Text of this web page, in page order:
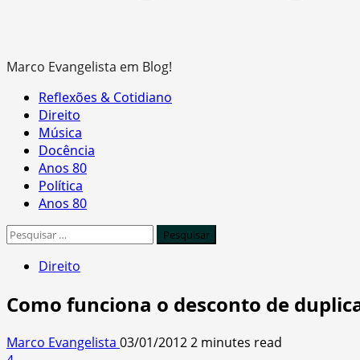
Marco Evangelista em Blog!
Primary
Menu
Reflexões & Cotidiano
Direito
Música
Docência
Anos 80
Política
Anos 80
Pesquisar
Direito
Como funciona o desconto de
Marco Evangelista 03/01/20122 minutes read